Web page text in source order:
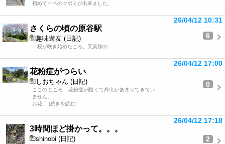
初めてイペのツボミが出来ました。
さくらの頃の原谷駅
趣味遊友 (日記)
桜が咲き始めたころ、天浜線の
26/04/12 10:31
6
花粉症がつらい
しおちゃん (日記)
ここのところ、花粉症が酷くて外出があまりできてい
ません。
お花… [続きを読む]
26/04/12 17:00
0
3時間ほど掛かって。。。
shinobi (日記)
26/04/12 17:18
2